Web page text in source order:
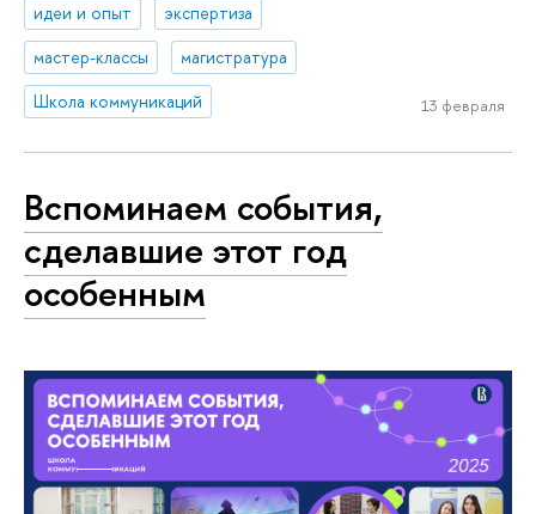
идеи и опыт
экспертиза
мастер-классы
магистратура
Школа коммуникаций
13 февраля
Вспоминаем события,
сделавшие этот год
особенным